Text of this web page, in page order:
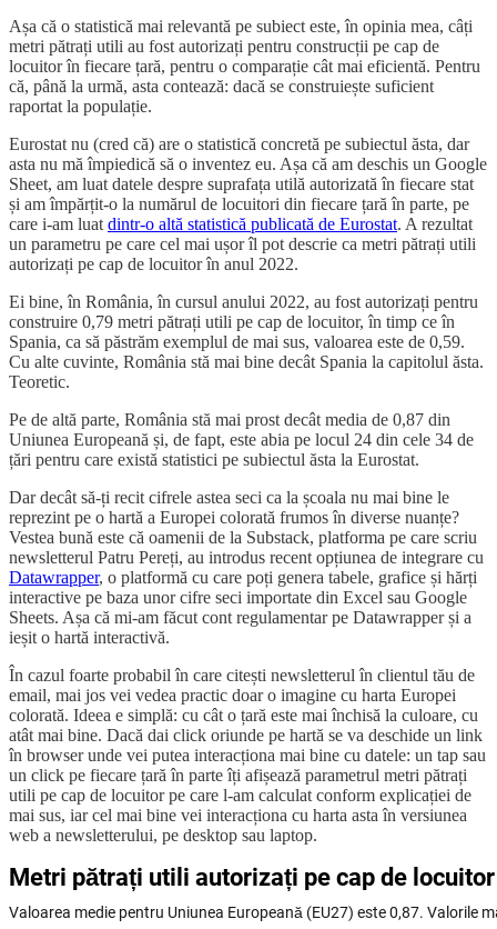
Așa că o statistică mai relevantă pe subiect este, în opinia mea, câți
metri pătrați utili au fost autorizați pentru construcții pe cap de
locuitor în fiecare țară, pentru o comparație cât mai eficientă. Pentru
că, până la urmă, asta contează: dacă se construiește suficient
raportat la populație.
Eurostat nu (cred că) are o statistică concretă pe subiectul ăsta, dar
asta nu mă împiedică să o inventez eu. Așa că am deschis un Google
Sheet, am luat datele despre suprafața utilă autorizată în fiecare stat
și am împărțit-o la numărul de locuitori din fiecare țară în parte, pe
care i-am luat dintr-o altă statistică publicată de Eurostat. A rezultat
un parametru pe care cel mai ușor îl pot descrie ca metri pătrați utili
autorizați pe cap de locuitor în anul 2022.
Ei bine, în România, în cursul anului 2022, au fost autorizați pentru
construire 0,79 metri pătrați utili pe cap de locuitor, în timp ce în
Spania, ca să păstrăm exemplul de mai sus, valoarea este de 0,59.
Cu alte cuvinte, România stă mai bine decât Spania la capitolul ăsta.
Teoretic.
Pe de altă parte, România stă mai prost decât media de 0,87 din
Uniunea Europeană și, de fapt, este abia pe locul 24 din cele 34 de
țări pentru care există statistici pe subiectul ăsta la Eurostat.
Dar decât să-ți recit cifrele astea seci ca la școala nu mai bine le
reprezint pe o hartă a Europei colorată frumos în diverse nuanțe?
Vestea bună este că oamenii de la Substack, platforma pe care scriu
newsletterul Patru Pereți, au introdus recent opțiunea de integrare cu
Datawrapper, o platformă cu care poți genera tabele, grafice și hărți
interactive pe baza unor cifre seci importate din Excel sau Google
Sheets. Așa că mi-am făcut cont regulamentar pe Datawrapper și a
ieșit o hartă interactivă.
În cazul foarte probabil în care citești newsletterul în clientul tău de
email, mai jos vei vedea practic doar o imagine cu harta Europei
colorată. Ideea e simplă: cu cât o țară este mai închisă la culoare, cu
atât mai bine. Dacă dai click oriunde pe hartă se va deschide un link
în browser unde vei putea interacționa mai bine cu datele: un tap sau
un click pe fiecare țară în parte îți afișează parametrul metri pătrați
utili pe cap de locuitor pe care l-am calculat conform explicației de
mai sus, iar cel mai bine vei interacționa cu harta asta în versiunea
web a newsletterului, pe desktop sau laptop.